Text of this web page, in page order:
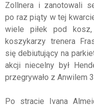
Zollnera i zanotowali
po raz piąty w tej
wiele piłek pod
koszykarzy trenera
się debiutujący na
akcji niecelny był
przegrywało z Anwilem
Po stracie Ivana